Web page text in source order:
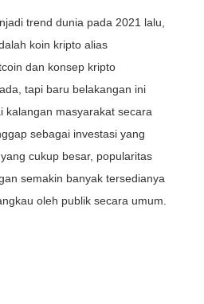
trend dunia pada 2021 lalu,
koin kripto alias
dan konsep kripto
tapi baru belakangan ini
kalangan masyarakat secara
sebagai investasi yang
cukup besar, popularitas
semakin banyak tersedianya
oleh publik secara umum.